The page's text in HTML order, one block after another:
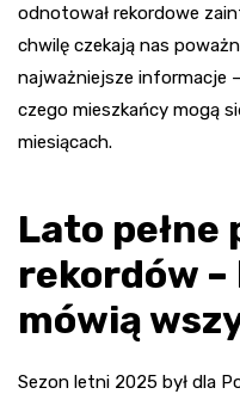
odnotował rekordowe
chwilę czekają nas
najważniejsze informacje
czego mieszkańcy mogą
miesiącach.
Lato pełne
rekordów
mówią
Sezon letni 2025 był dla